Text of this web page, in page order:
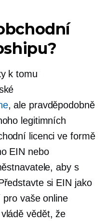
k tomu
, ale pravděpodobně
legitimních
licenci ve formě
EIN nebo
aby s
si EIN jako
vaše online
vědět, že